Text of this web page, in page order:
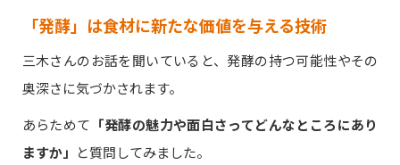
「発酵」は食材に新たな価値を与える技術
三木さんのお話を聞いていると、発酵の持つ可能性やその
奥深さに気づかされます。
あらためて 「発酵の魅力や面白さってどんなところにあり
ますか」 と質問してみました。